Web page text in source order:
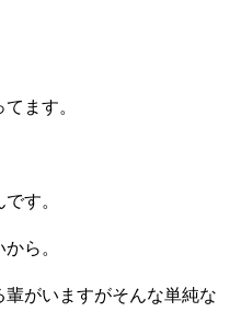
ます。
す。
ら。
がいますがそんな単純な